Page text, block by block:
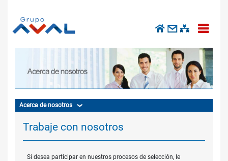
Acerca de nosotros
Trabaje con nosotros
Si desea participar en nuestros procesos de selección, le